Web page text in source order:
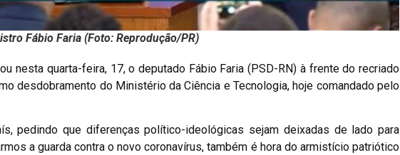
Fábio Faria (Foto: Reprodução/PR)
nesta quarta-feira, 17, o deputado Fábio Faria (PSD-RN) à frente do recriado
desdobramento do Ministério da Ciência e Tecnologia, hoje comandado pelo
pedindo que diferenças político-ideológicas sejam deixadas de lado para
a guarda contra o novo coronavírus, também é hora do armistício patriótico